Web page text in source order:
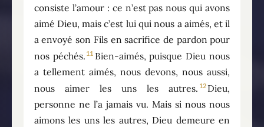
consiste l’amour : ce n’est pas nous qui avons
aimé Dieu, mais c’est lui qui nous a aimés, et il
a envoyé son Fils en sacrifice de pardon pour
nos péchés. 11 Bien-aimés, puisque Dieu nous
a tellement aimés, nous devons, nous aussi,
nous aimer les uns les autres. 12 Dieu,
personne ne l’a jamais vu. Mais si nous nous
aimons les uns les autres, Dieu demeure en